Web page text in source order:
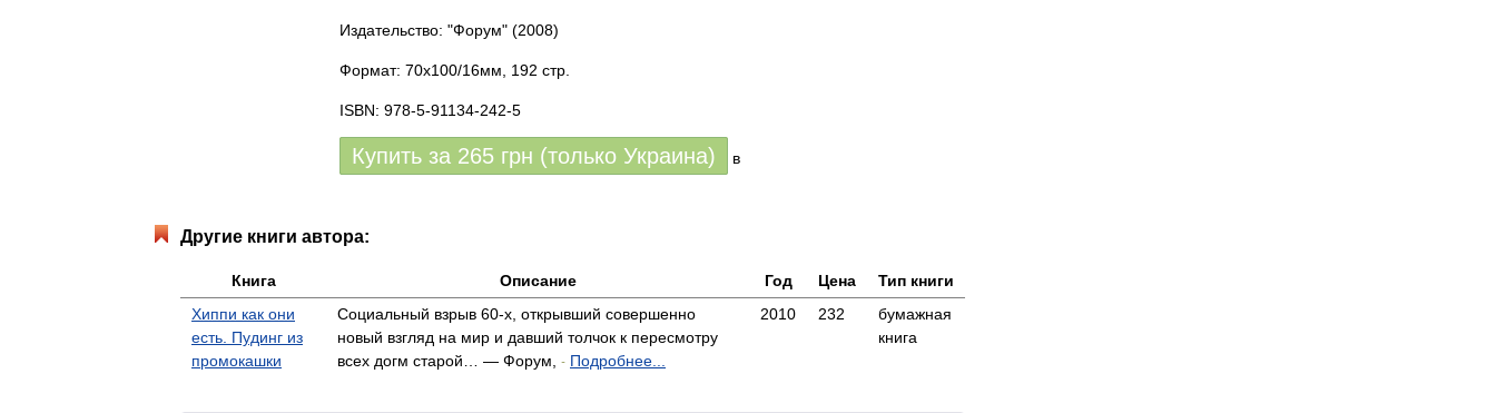
Издательство: "Форум" (2008)
Формат: 70x100/16мм, 192 стр.
ISBN: 978-5-91134-242-5
Купить за 265 грн (только Украина) в
Другие книги автора:
Книга Описание Год Цена
Тип книги
Хиппи как они
есть. Пудинг из
промокашки
Социальный взрыв 60-х, открывший совершенно
новый взгляд на мир и давший толчок к пересмотру
всех догм старой… — Форум,
- Подробнее...
2010 232
бумажная
книга